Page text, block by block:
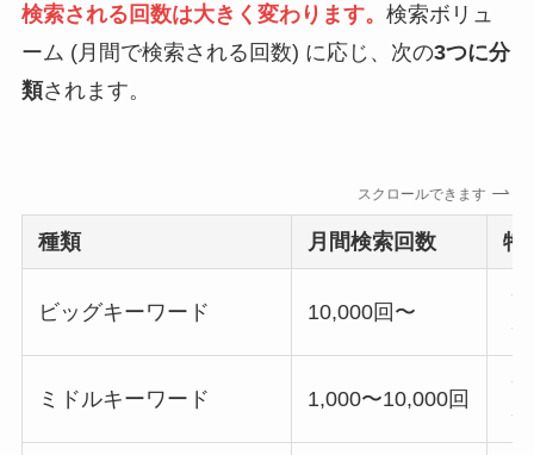
検索される回数は大きく変わります。 検索ボリュ
ーム (月間で検索される回数) に応じ、次の3つに分
類されます。
スクロールできます
種類 月間検索回数 特
ビッグキーワード 10,000回〜
ミドルキーワード 1,000〜10,000回